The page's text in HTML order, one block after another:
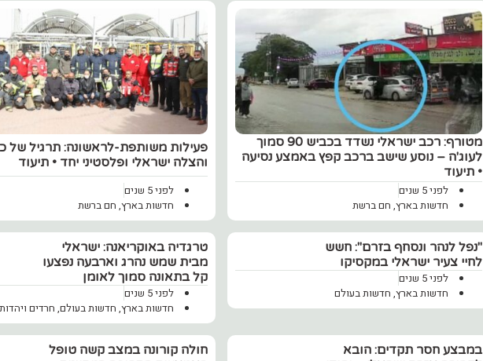
מטורף: רכב ישראלי נשדד בכביש 90 סמוך
לעוג'ה – נוסע שישב ברכב קפץ באמצע נסיעה
• תיעוד
לפני 5 שנים
חדשות בארץ, חם ברשת
פעילות משותפת-לראשונה: תרגיל של
והצלה ישראלי ופלסטיני יחד • תיעוד
לפני 5 שנים
חדשות בארץ, חם ברשת
‏"נפל לנהר ונסחף בזרם": חשש
לחיי צעיר ישראלי במקסיקו
לפני 5 שנים
חדשות בארץ, חדשות בעולם
טרגדיה באוקריאנה: ישראלי
מבית שמש נהרג וארבעה נפצעו
קל בתאונה סמוך לאומן
לפני 5 שנים
חדשות בארץ, חדשות בעולם, חרדים
במבצע חסר תקדים: הובא
‏חולה קורונה במצב קשה טופל